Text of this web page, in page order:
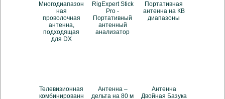
Многодиапазон
ная
проволочная
антенна,
подходящая
для DX
RigExpert Stick
Pro -
Портативный
антенный
анализатор
Портативная
антенна на КВ
диапазоны
Телевизионная
комбинированн
Антенна –
дельта на 80 м
Антенна
Двойная Базука